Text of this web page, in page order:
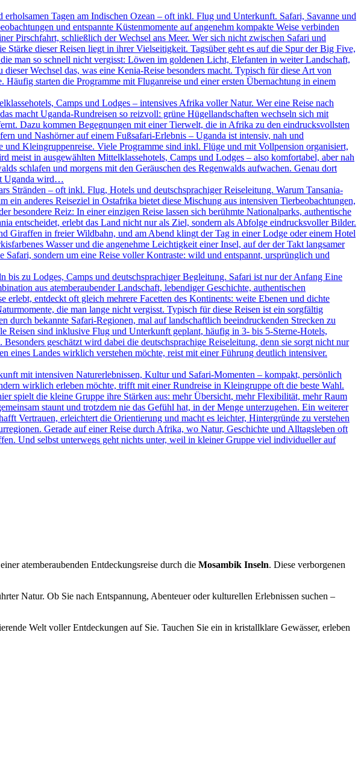
Tagen am Indischen Ozean – oft inkl. Flug und Unterkunft. Safari, Savanne und
und entspannte Küstenmomente auf angenehm kompakte Weise verbinden
Pirschfahrt, schließlich der Wechsel ans Meer. Wer sich nicht zwischen Safari und
dieser Reisen liegt in ihrer Vielseitigkeit. Tagsüber geht es auf die Spur der Big Five,
man so schnell nicht vergisst: Löwen im goldenen Licht, Elefanten in weiter Landschaft,
Wechsel das, was eine Kenia-Reise besonders macht. Typisch für diese Art von
starten die Programme mit Fluganreise und einer ersten Übernachtung in einem
Camps und Lodges – intensives Afrika voller Natur. Wer eine Reise nach
macht Uganda-Rundreisen so reizvoll: grüne Hügellandschaften wechseln sich mit
Dazu kommen Begegnungen mit einer Tierwelt, die in Afrika zu den eindrucksvollsten
und Nashörner auf einem Fußsafari-Erlebnis – Uganda ist intensiv, nah und
Kleingruppenreise. Viele Programme sind inkl. Flüge und mit Vollpension organisiert,
meist in ausgewählten Mittelklassehotels, Camps und Lodges – also komfortabel, aber nah
schlafen und morgens mit den Geräuschen des Regenwalds aufwachen. Genau dort
Uganda wird…
Stränden – oft inkl. Flug, Hotels und deutschsprachiger Reiseleitung. Warum Tansania-
anderes Reiseziel in Ostafrika bietet diese Mischung aus intensiven Tierbeobachtungen,
besondere Reiz: In einer einzigen Reise lassen sich berühmte Nationalparks, authentische
entscheidet, erlebt das Land nicht nur als Ziel, sondern als Abfolge eindrucksvoller Bilder.
Giraffen in freier Wildbahn, und am Abend klingt der Tag in einer Lodge oder einem Hotel
Wasser und die angenehme Leichtigkeit einer Insel, auf der der Takt langsamer
Safari, sondern um eine Reise voller Kontraste: wild und entspannt, ursprünglich und
zu Lodges, Camps und deutschsprachiger Begleitung. Safari ist nur der Anfang Eine
aus atemberaubender Landschaft, lebendiger Geschichte, authentischen
entdeckt oft gleich mehrere Facetten des Kontinents: weite Ebenen und dichte
die man lange nicht vergisst. Typisch für diese Reisen ist ein sorgfältig
durch bekannte Safari-Regionen, mal auf landschaftlich beeindruckenden Strecken zu
Reisen sind inklusive Flug und Unterkunft geplant, häufig in 3- bis 5-Sterne-Hotels,
geschätzt wird dabei die deutschsprachige Reiseleitung, denn sie sorgt nicht nur
eines Landes wirklich verstehen möchte, reist mit einer Führung deutlich intensiver.
mit intensiven Naturerlebnissen, Kultur und Safari-Momenten – kompakt, persönlich
wirklich erleben möchte, trifft mit einer Rundreise in Kleingruppe oft die beste Wahl.
spielt die kleine Gruppe ihre Stärken aus: mehr Übersicht, mehr Flexibilität, mehr Raum
staunt und trotzdem nie das Gefühl hat, in der Menge unterzugehen. Ein weiterer
Vertrauen, erleichtert die Orientierung und macht es leichter, Hintergründe zu verstehen
Gerade auf einer Reise durch Afrika, wo Natur, Geschichte und Alltagsleben oft
Und selbst unterwegs geht nichts unter, weil in kleiner Gruppe viel individueller auf
atemberaubenden Entdeckungsreise durch die Mosambik Inseln. Diese verborgenen
Natur. Ob Sie nach Entspannung, Abenteuer oder kulturellen Erlebnissen suchen –
Welt voller Entdeckungen auf Sie. Tauchen Sie ein in kristallklare Gewässer, erleben